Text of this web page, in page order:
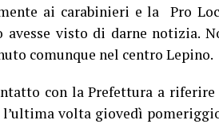
ai carabinieri e la Pro
visto di darne notizia.
comunque nel centro Lepino.
con la Prefettura a riferire
l’ultima volta giovedì